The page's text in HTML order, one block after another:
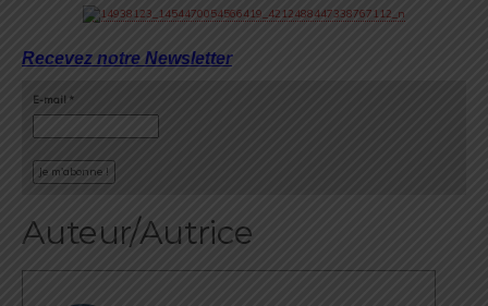
Recevez notre Newsletter
E-mail *
Auteur/Autrice